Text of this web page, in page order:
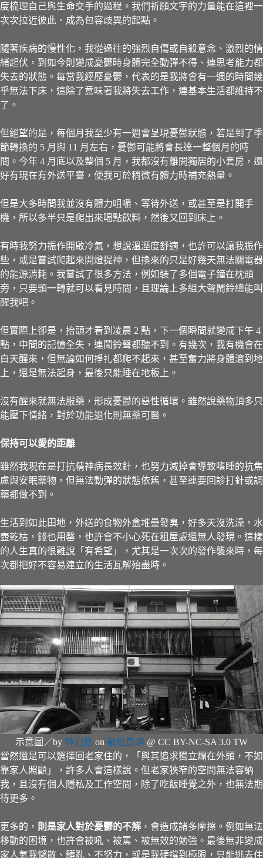
度梳理自己與生命交手的過程。我們祈願文字的力量能在這裡一
次次拉近彼此、成為包容歧異的起點。
隨著疾病的慢性化，我從過往的強烈自傷或自殺意念、激烈的情
緒起伏，到如今則變成憂鬱時身體完全動彈不得、連思考能力都
失去的狀態。每當我經歷憂鬱，代表的是我將會有一週的時間幾
乎無法下床，這除了意味著我將失去工作，連基本生活都維持不
了。
但絕望的是，每個月我至少有一週會呈現憂鬱狀態，若是到了季
節轉換的 5 月與 11 月左右，憂鬱可能將會長達一整個月的時
間。今年 4 月底以及整個 5 月，我都沒有離開獨居的小套房，還
好有現在有外送平臺，使我可於稍微有體力時補充熱量。
但是大多時間我並沒有體力咀嚼、等待外送，或甚至是打開手
機，所以多半只是爬出來喝點飲料，然後又回到床上。
有時我努力振作開啟冷氣，想說溫溼度舒適，也許可以讓我振作
些，或是嘗試爬起來開燈提神，但換來的只是好幾天無法關電器
的能源消耗。我嘗試了很多方法，例如裝了多個電子鐘在枕頭
旁，只要頭一轉就可以看見時間，且理論上多組大聲鬧鈴總能叫
醒我吧。
但實際上卻是，抬頭才看到凌晨 2 點，下一個瞬間就變成下午 4
點，中間的記憶全失，連鬧鈴聲都聽不到。有幾次，我有機會在
白天醒來，但無論如何掙扎都爬不起來，甚至奮力將身體滾到地
上，還是無法起身，最後只能睡在地板上。
沒有醒來就無法服藥，形成憂鬱的惡性循環。雖然說藥物頂多只
能壓下情緒，對於功能退化則無藥可醫。
保持可以愛的距離
雖然我現在是打抗精神病長效針，也努力減掉會導致嗜睡的抗焦
慮與安眠藥物，但無法動彈的狀態依舊，甚至連要回診打針或調
藥都做不到。
生活到如此田地，外送的食物外盒堆疊發臭，好多天沒洗澡，水
壺乾枯，錢也用罄，也許會不小心死在租屋處還無人發現。這樣
的人生真的很難說「有希望」，尤其是一次次的發作襲來時，每
次都把好不容易建立的生活瓦解殆盡時。
示意圖／by 林泊恩 on 數位島嶼 @ CC BY-NC-SA 3.0 TW
當然還是可以選擇回老家住的，「與其追求獨立爛在外頭，不如
靠家人照顧」，許多人會這樣說。但老家狹窄的空間無法容納
我，且沒有個人隱私及工作空間，除了吃飯睡覺之外，也無法期
待更多。
更多的， 則是家人對於憂鬱的不解 ，會造成諸多摩擦。例如無法
移動的困境，也許會被吼、被罵、被無效的勉強。最後無非變成
家人氣我懶散、髒亂、不努力，或是我硬撐到極限，只能逃去住